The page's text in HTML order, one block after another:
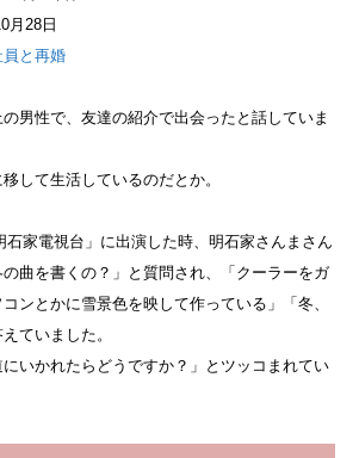
月28日
と再婚
男性で、友達の紹介で出会ったと話していま
して生活しているのだとか。
石家電視台」に出演した時、明石家さんまさん
曲を書くの？」と質問され、「クーラーをガ
ンとかに雪景色を映して作っている」「冬、
ていました。
いかれたらどうですか？」とツッコまれてい